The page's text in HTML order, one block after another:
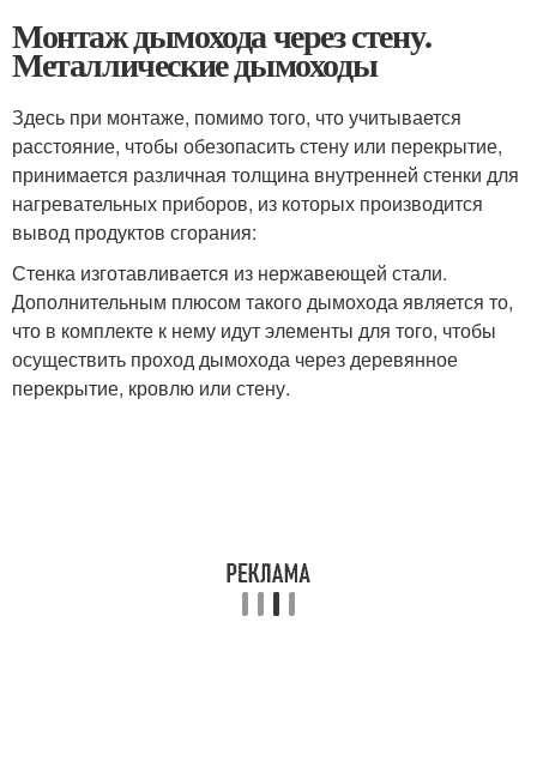
Монтаж дымохода через стену.
Металлические дымоходы
Здесь при монтаже, помимо того, что учитывается
расстояние, чтобы обезопасить стену или перекрытие,
принимается различная толщина внутренней стенки для
нагревательных приборов, из которых производится
вывод продуктов сгорания:
Стенка изготавливается из нержавеющей стали.
Дополнительным плюсом такого дымохода является то,
что в комплекте к нему идут элементы для того, чтобы
осуществить проход дымохода через деревянное
перекрытие, кровлю или стену.